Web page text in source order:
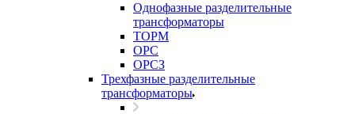
Однофазные разделительные
трансформаторы
ТОРМ
ОРС
ОРСЗ
Трехфазные разделительные
трансформаторы